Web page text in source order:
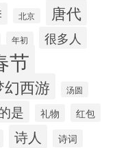
北京 唐代
年初 很多人
节
幻西游 汤圆
是 礼物 红包
诗人 诗词